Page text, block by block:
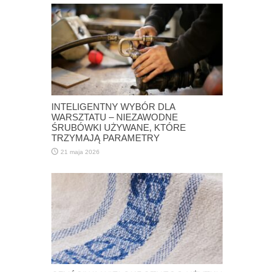
INTELIGENTNY WYBÓR DLA
WARSZTATU – NIEZAWODNE
ŚRUBÓWKI UŻYWANE, KTÓRE
TRZYMAJĄ PARAMETRY
21 maja 2026